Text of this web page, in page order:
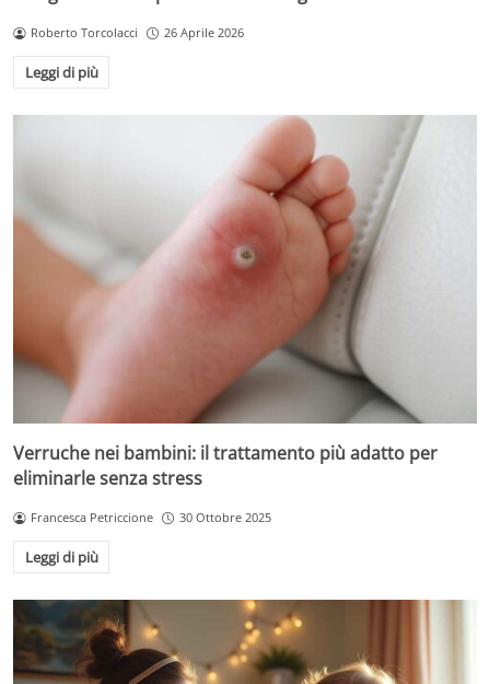
Roberto Torcolacci 26 Aprile 2026
Leggi di più
Verruche nei bambini: il trattamento più adatto per
eliminarle senza stress
Francesca Petriccione 30 Ottobre 2025
Leggi di più